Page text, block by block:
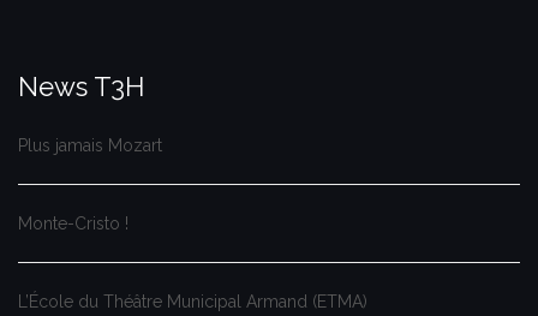
News T3H
Plus jamais Mozart
Monte-Cristo !
L’École du Théâtre Municipal Armand (ETMA)